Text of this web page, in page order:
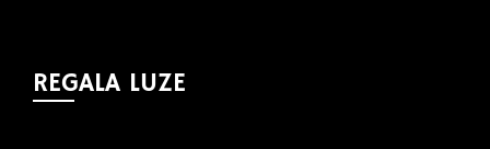
REGALA LUZE